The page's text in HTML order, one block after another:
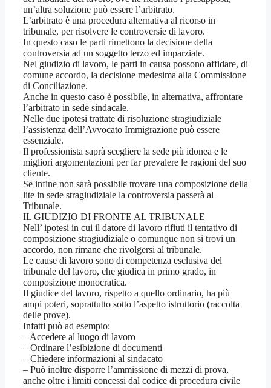
un’altra soluzione può essere l’arbitrato.
L’arbitrato è una procedura alternativa al ricorso in
tribunale, per risolvere le controversie di lavoro.
In questo caso le parti rimettono la decisione della
controversia ad un soggetto terzo ed imparziale.
Nel giudizio di lavoro, le parti in causa possono affidare, di
comune accordo, la decisione medesima alla Commissione
di Conciliazione.
Anche in questo caso è possibile, in alternativa, affrontare
l’arbitrato in sede sindacale.
Nelle due ipotesi trattate di risoluzione stragiudiziale
l’assistenza dell’Avvocato Immigrazione può essere
essenziale.
Il professionista saprà scegliere la sede più idonea e le
migliori argomentazioni per far prevalere le ragioni del suo
cliente.
Se infine non sarà possibile trovare una composizione della
lite in sede stragiudiziale la controversia passerà al
Tribunale.
IL GIUDIZIO DI FRONTE AL TRIBUNALE
Nell’ ipotesi in cui il datore di lavoro rifiuti il tentativo di
composizione stragiudiziale o comunque non si trovi un
accordo, non rimane che rivolgersi al tribunale.
Le cause di lavoro sono di competenza esclusiva del
tribunale del lavoro, che giudica in primo grado, in
composizione monocratica.
Il giudice del lavoro, rispetto a quello ordinario, ha più
ampi poteri, soprattutto sotto l’aspetto istruttorio (raccolta
delle prove).
Infatti può ad esempio:
– Accedere al luogo di lavoro
– Ordinare l’esibizione di documenti
– Chiedere informazioni al sindacato
– Può inoltre disporre l’ammissione di mezzi di prova,
anche oltre i limiti concessi dal codice di procedura civile